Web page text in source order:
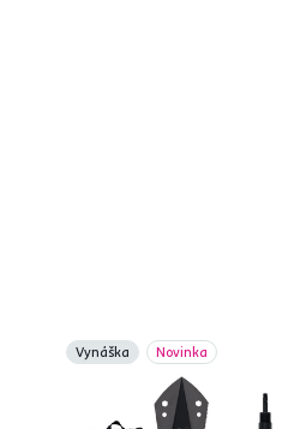
Vynáška Novinka